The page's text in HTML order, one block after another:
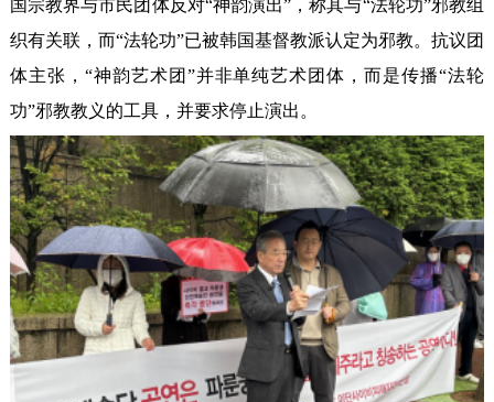
国宗教界与市民团体反对“神韵演出”，称其与“法轮功”邪教组
织有关联，而“法轮功”已被韩国基督教派认定为邪教。抗议团
体主张，“神韵艺术团”并非单纯艺术团体，而是传播“法轮
功”邪教教义的工具，并要求停止演出。